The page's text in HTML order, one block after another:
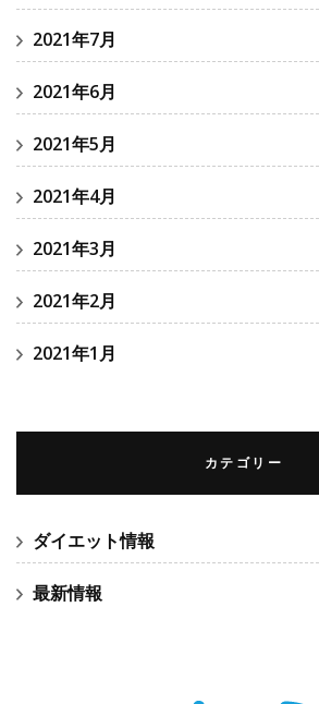
2021年7月
2021年6月
2021年5月
2021年4月
2021年3月
2021年2月
2021年1月
カテゴリー
ダイエット情報
最新情報